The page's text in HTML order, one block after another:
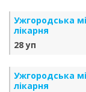
Ужгородська
лікарня
28 уп
Ужгородська
лікарня